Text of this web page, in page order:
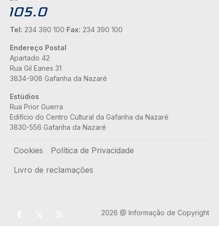
Tel: 234 390 100 Fax: 234 390 100
Endereço Postal
Apartado 42
Rua Gil Eanes 31
3834-908 Gafanha da Nazaré
Estúdios
Rua Prior Guerra
Edifício do Centro Cultural da Gafanha da Nazaré
3830-556 Gafanha da Nazaré
Rodapé
Cookies
Política de Privacidade
Livro de reclamações
2026 @ Informação de Copyright